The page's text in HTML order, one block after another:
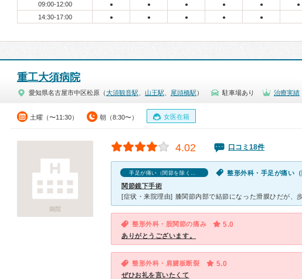
09:00-12:00 ● ● ● ● ● ●
14:30-17:00 ● ● ● ● ●
重工大須病院
愛知県名古屋市中区松原（大須観音駅 山王駅 尾頭橋駅 ） 駐車場あり 治療実績
土曜（〜11:30） 朝（8:30〜） 女医在籍
病院
4.02 口コミ18件
手足が痛い（関節を除く）の口コミ
関節鏡下手術
整形外科・股関節の痛み 5.0
ありがとうございます。
整形外科・肩腱板断裂 5.0
ぜひお礼を言いたくて